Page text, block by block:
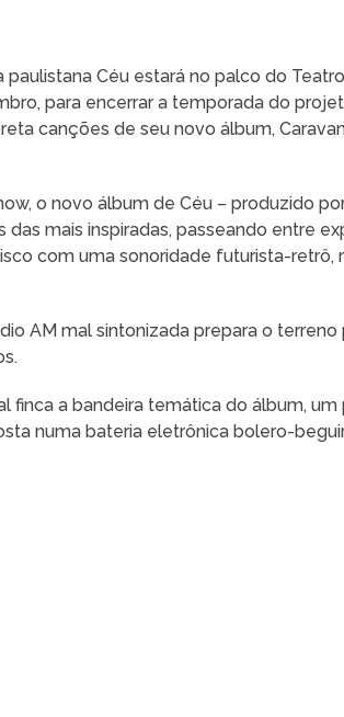
Céu estará no palco do
para encerrar a temporada do
canções de seu novo álbum,
o novo álbum de Céu – produzido
mais inspiradas, passeando entre
com uma sonoridade futurista-retrô,
AM mal sintonizada prepara o
finca a bandeira temática do álbum,
numa bateria eletrônica bolero-